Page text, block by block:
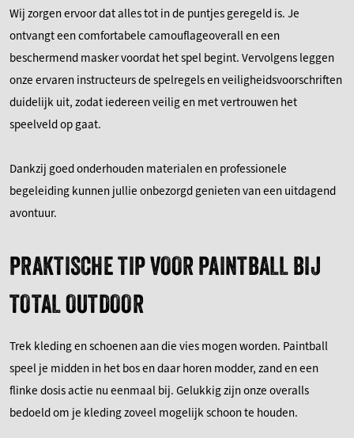
Wij zorgen ervoor dat alles tot in de puntjes geregeld is. Je
ontvangt een comfortabele camouflageoverall en een
beschermend masker voordat het spel begint. Vervolgens leggen
onze ervaren instructeurs de spelregels en veiligheidsvoorschriften
duidelijk uit, zodat iedereen veilig en met vertrouwen het
speelveld op gaat.
Dankzij goed onderhouden materialen en professionele
begeleiding kunnen jullie onbezorgd genieten van een uitdagend
avontuur.
PRAKTISCHE TIP VOOR PAINTBALL BIJ
TOTAL OUTDOOR
Trek kleding en schoenen aan die vies mogen worden. Paintball
speel je midden in het bos en daar horen modder, zand en een
flinke dosis actie nu eenmaal bij. Gelukkig zijn onze overalls
bedoeld om je kleding zoveel mogelijk schoon te houden.